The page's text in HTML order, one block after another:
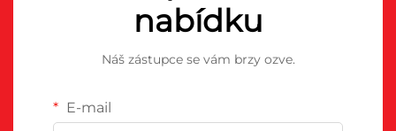
nabídku
Náš zástupce se vám brzy ozve.
E-mail